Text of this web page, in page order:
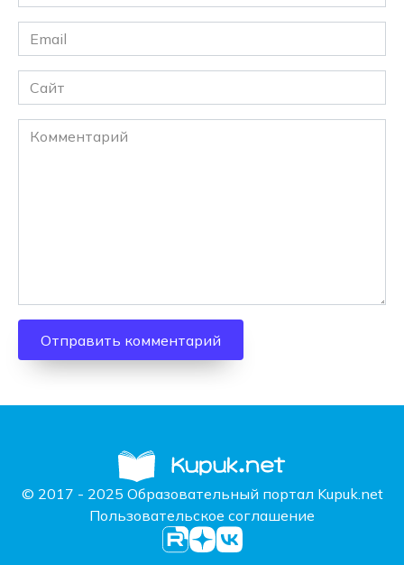
*
Email
*
Сайт
Комментарий
© 2017 - 2025 Образовательный портал Kupuk.net
Пользовательское соглашение